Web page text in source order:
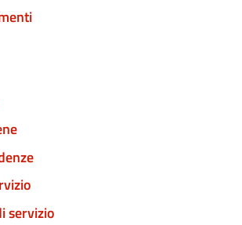
servizio